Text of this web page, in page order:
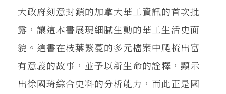
大政府刻意封鎖的加拿大華工資訊的首次批
露，讓這本書展現細膩生動的華工生活史面
貌。這書在枝葉繁蔓的多元檔案中爬梳出富
有意義的故事，並予以新生命的詮釋，顯示
出徐國琦綜合史料的分析能力，而此正是國